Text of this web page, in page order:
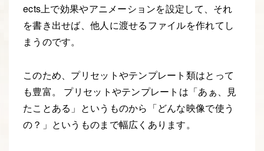
ects上で効果やアニメーションを設定して、それ
を書き出せば、他人に渡せるファイルを作れてし
まうのです。
このため、プリセットやテンプレート類はとって
も豊富。 プリセットやテンプレートは「あぁ、見
たことある」というものから「どんな映像で使う
の？」というものまで幅広くあります。